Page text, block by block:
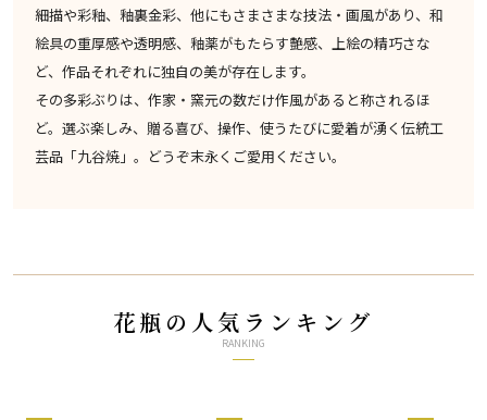
細描や彩釉、釉裏金彩、他にもさまさまな技法・画風があり、和
絵具の重厚感や透明感、釉薬がもたらす艶感、上絵の精巧さな
ど、作品それぞれに独自の美が存在します。
その多彩ぶりは、作家・窯元の数だけ作風があると称されるほ
ど。選ぶ楽しみ、贈る喜び、操作、使うたびに愛着が湧く伝統工
芸品「九谷焼」。どうぞ末永くご愛用ください。
花瓶の人気ランキング
RANKING